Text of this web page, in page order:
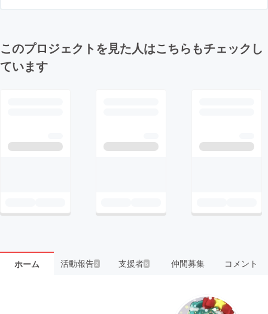
このプロジェクトを見た人はこちらもチェックし
ています
ホーム 活動報告2 支援者6 仲間募集 コメント